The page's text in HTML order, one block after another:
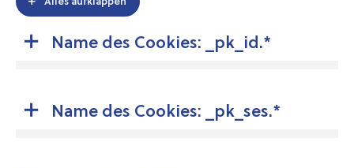
Name des Cookies: _pk_id.*
Name des Cookies: _pk_ses.*